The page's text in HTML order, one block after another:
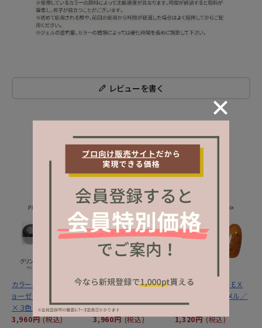
レビューを書く
NEW ITEM
新着商品
カラーＥＸ／グリントジ
ョーゼットシリーズ３ｇ
×３色セット
3,960円 (税込)
カラーＥＸ／サンセット
ｇ×３色セット
3,960円 (税込)
プリジェル カラーＥＸ
／サンセットキャメル／
３ｇ
1,320円 (税込)